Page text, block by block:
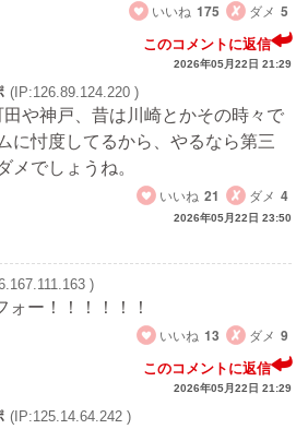
いいね 175 ダメ 5
このコメントに返信
2026年05月22日 21:29
(IP:126.89.124.220 )
や神戸、昔は川崎とかその時々で
に忖度してるから、やるなら第三
メでしょうね。
いいね 21 ダメ 4
2026年05月22日 23:50
)
ォー！！！！！！
いいね 13 ダメ 9
このコメントに返信
2026年05月22日 21:29
(IP:125.14.64.242 )